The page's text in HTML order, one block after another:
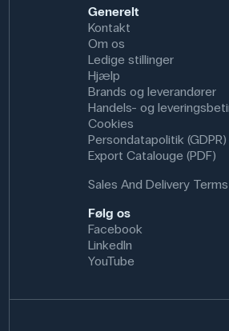
Generelt
Kontakt
Om os
Ledige stillinger
Hjælp
Brands og leverandører
Handels- og
Cookies
Persondatapolitik (GDPR)
Export Catalouge (PDF)
Sales And Delivery
Følg os
Facebook
LinkedIn
YouTube